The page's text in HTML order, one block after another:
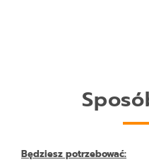
Będziesz potrzebować: